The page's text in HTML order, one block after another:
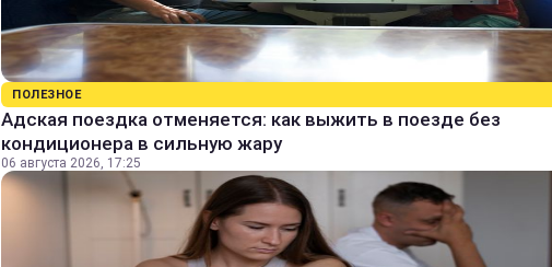
ПОЛЕЗНОЕ
Адская поездка отменяется: как выжить в поезде без
кондиционера в сильную жару
06 августа 2026, 17:25